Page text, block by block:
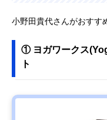
小野田貴代さんがおすす
① ヨガワークス
ト